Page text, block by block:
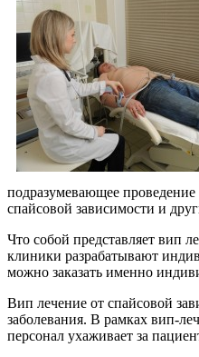
подразумевающее проведение
спайсовой зависимости и
Что собой представляет вип
клиники разрабатывают
можно заказать именно
Вип лечение от спайсовой
заболевания. В рамках вип-
персонал ухаживает за